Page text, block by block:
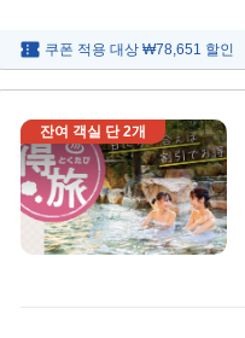
쿠폰 적용 대상 ₩78,651 할인
잔여 객실 단2개